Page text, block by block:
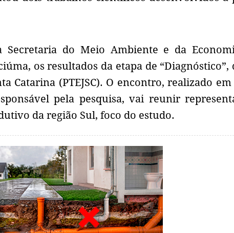
do Meio Ambiente e da
os resultados da etapa de “Diagnóstico”,
Catarina (PTEJSC). O encontro, realizado
pela pesquisa, vai reunir
da região Sul, foco do estudo.